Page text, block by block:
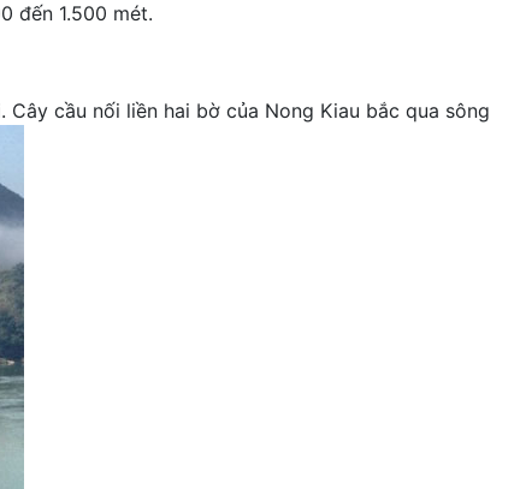
đến 1.500 mét.
cầu nối liền hai bờ của Nong Kiau bắc qua sông